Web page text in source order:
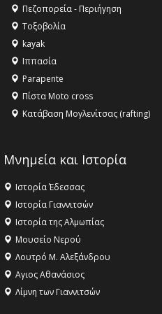
Πεζοπορεία - Περιήγηση
Τοξοβολία
kayak
Ιππασία
Parapente
Πίστα Moto cross
Κατάβαση Μογλενίτσας (rafting)
Μνημεία και Ιστορία
Ιστορία Έδεσσας
Ιστορία Γιαννιτσών
Ιστορία της Αλμωπίας
Μουσείο Νερού
Λουτρό Μ. Αλεξάνδρου
Αγιος Αθανάσιος
Λίμνη των Γιαννιτσών